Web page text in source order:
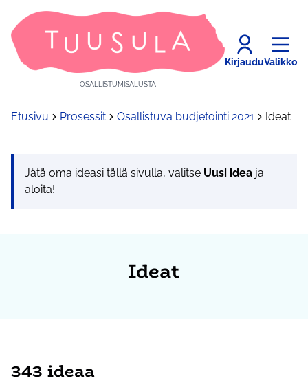
OSALLISTUMISALUSTA
KirjauduValikko
Etusivu Prosessit Osallistuva budjetointi 2021 Ideat
Jätä oma ideasi tällä sivulla, valitse Uusi idea ja
aloita!
Ideat
343 ideaa